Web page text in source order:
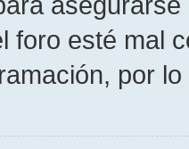
foro esté mal
por